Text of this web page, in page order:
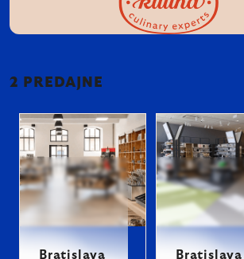
2 PREDAJNE
Bratislava Bratislava